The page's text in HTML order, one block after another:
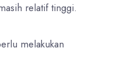
relatif tinggi.
melakukan